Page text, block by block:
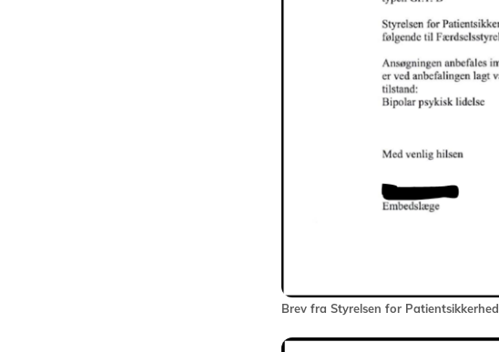
Brev fra Styrelsen for Patientsikkerhed